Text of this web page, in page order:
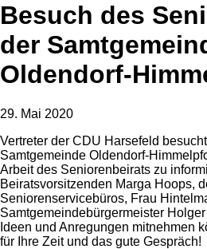
Besuch des
der
Oldendorf-
29. Mai 2020
Vertreter der CDU Harsefeld
Samtgemeinde Oldendorf-
Arbeit des Seniorenbeirats zu
Beiratsvorsitzenden Marga Hoops,
Seniorenservicebüros, Frau
Samtgemeindebürgermeister
Ideen und Anregungen mitnehmen
für Ihre Zeit und das gute Gespräch!